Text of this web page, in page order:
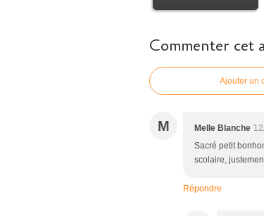
Commenter cet
Ajouter un
M Melle Blanche
Sacré petit
scolaire,
Répondre